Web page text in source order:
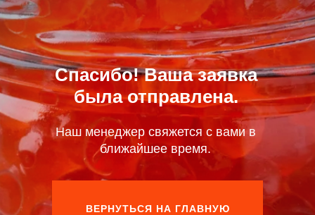
Спасибо! Ваша заявка
была отправлена.
Наш менеджер свяжется с вами в
ближайшее время.
ВЕРНУТЬСЯ НА ГЛАВНУЮ